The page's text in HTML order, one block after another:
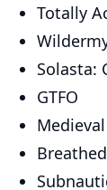
Totally
Solasta:
GTFO